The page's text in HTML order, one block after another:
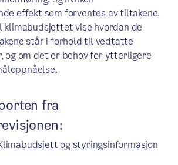
effekt som forventes av tiltakene.
klimabudsjettet vise hvordan de
står i forhold til vedtatte
og om det er behov for ytterligere
fra
og styringsinformasjon